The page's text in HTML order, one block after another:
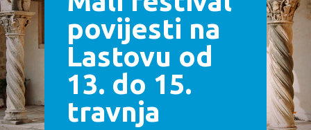
povijesti na
Lastovu od
13. do 15.
travnja